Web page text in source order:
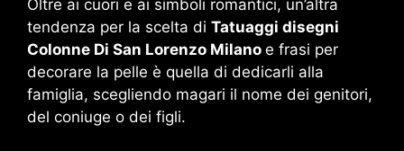
Oltre ai cuori e ai simboli romantici, un’altra
tendenza per la scelta di Tatuaggi disegni
Colonne Di San Lorenzo Milano e frasi per
decorare la pelle è quella di dedicarli alla
famiglia, scegliendo magari il nome dei genitori,
del coniuge o dei figli.